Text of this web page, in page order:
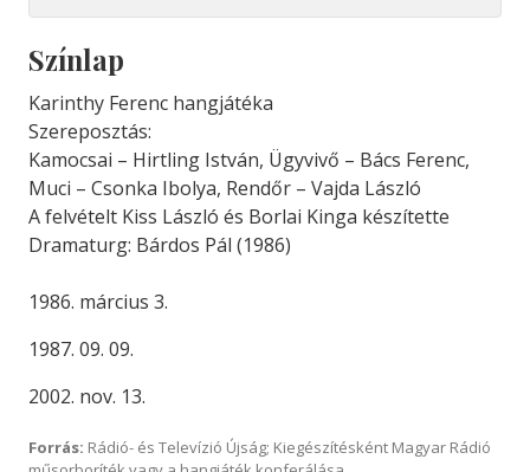
Színlap
Karinthy Ferenc hangjátéka
Szereposztás:
Kamocsai – Hirtling István, Ügyvivő – Bács Ferenc,
Muci – Csonka Ibolya, Rendőr – Vajda László
A felvételt Kiss László és Borlai Kinga készítette
Dramaturg: Bárdos Pál (1986)
1986. március 3.
1987. 09. 09.
2002. nov. 13.
Forrás: Rádió- és Televízió Újság; Kiegészítésként Magyar Rádió